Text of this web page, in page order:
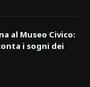
al Museo Civico:
i sogni dei